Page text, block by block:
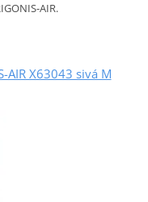
AIR.
AIR X63043 sivá M